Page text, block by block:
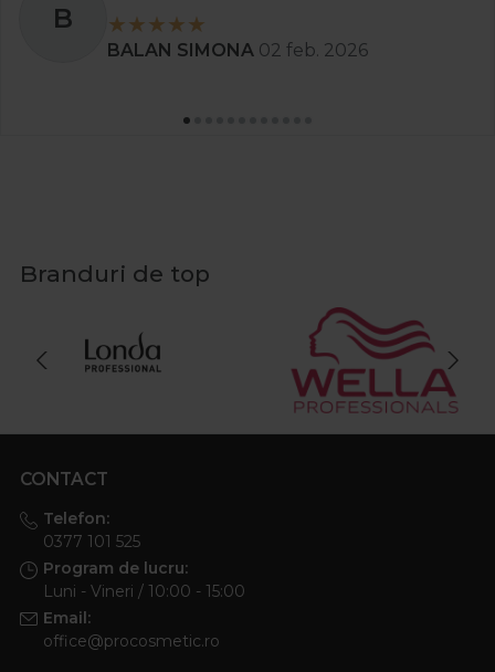
S
Stanciu Aura Andreea 02 apr. 2025
Branduri de top
CONTACT
Telefon:
0377 101 525
Program de lucru:
Luni - Vineri / 10:00 - 15:00
Email:
office@procosmetic.ro